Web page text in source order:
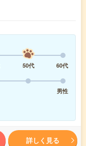
50代
60代
男性
詳しく見る